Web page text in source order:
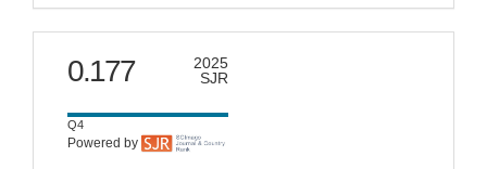
scimago
0.177
2025
SJR
Q4
Powered by